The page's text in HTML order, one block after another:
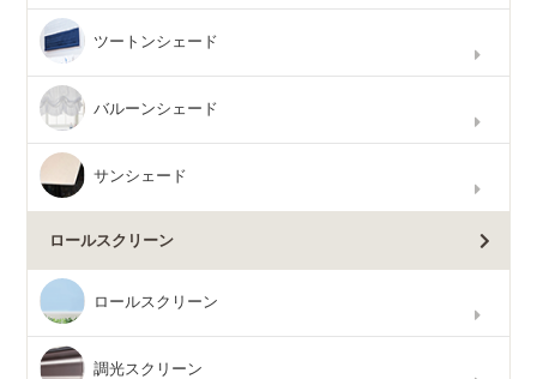
ツートンシェード
バルーンシェード
サンシェード
ロールスクリーン
ロールスクリーン
調光スクリーン